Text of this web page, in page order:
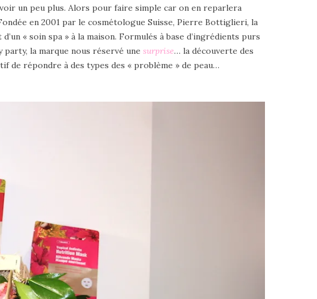
un peu plus. Alors pour faire simple car on en reparlera
en 2001 par le cosmétologue Suisse, Pierre Bottiglieri, la
« soin spa » à la maison. Formulés à base d’ingrédients purs
la marque nous réservé une surprise… la découverte des
répondre à des types des « problème » de peau…